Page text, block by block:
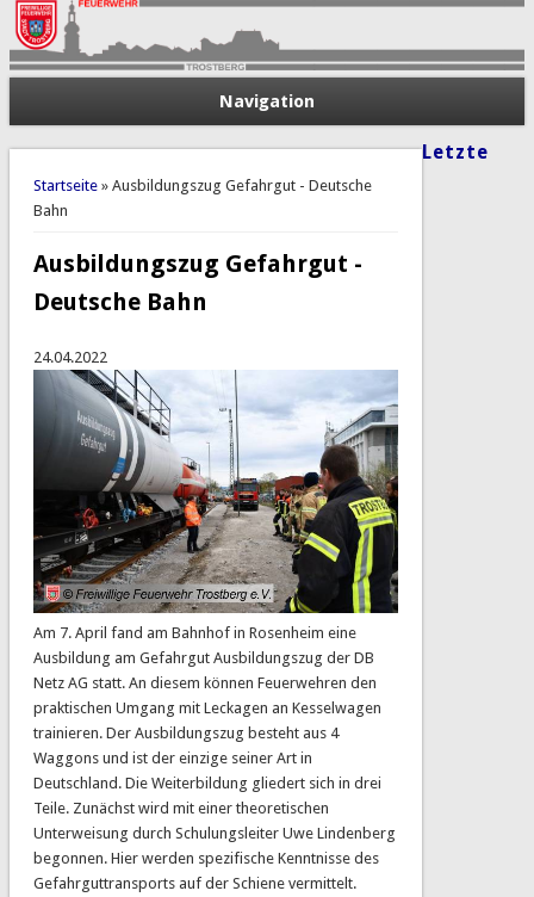
Navigation
Sie sind hier
Startseite» Ausbildungszug Gefahrgut - Deutsche
Bahn
Ausbildungszug Gefahrgut -
Deutsche Bahn
24.04.2022
Am 7. April fand am Bahnhof in Rosenheim eine
Ausbildung am Gefahrgut Ausbildungszug der DB
Netz AG statt. An diesem können Feuerwehren den
praktischen Umgang mit Leckagen an Kesselwagen
trainieren. Der Ausbildungszug besteht aus 4
Waggons und ist der einzige seiner Art in
Deutschland. Die Weiterbildung gliedert sich in drei
Teile. Zunächst wird mit einer theoretischen
Unterweisung durch Schulungsleiter Uwe Lindenberg
begonnen. Hier werden spezifische Kenntnisse des
Gefahrguttransports auf der Schiene vermittelt.
Letzte